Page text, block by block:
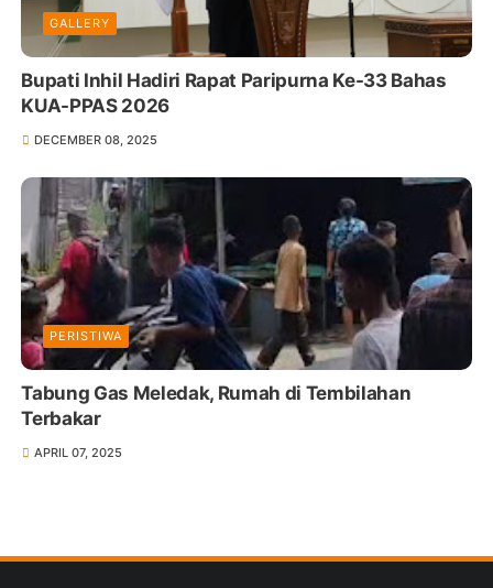
GALLERY
Bupati Inhil Hadiri Rapat Paripurna Ke-33 Bahas
KUA-PPAS 2026
DECEMBER 08, 2025
PERISTIWA
Tabung Gas Meledak, Rumah di Tembilahan
Terbakar
APRIL 07, 2025